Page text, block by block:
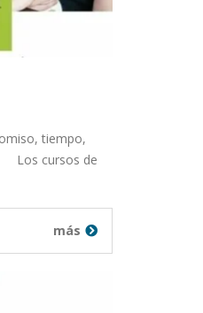
tiempo,
Los cursos de
más